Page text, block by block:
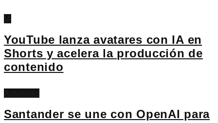
YouTube lanza avatares con IA en
Shorts y acelera la producción de
contenido
Santander se une con OpenAI para